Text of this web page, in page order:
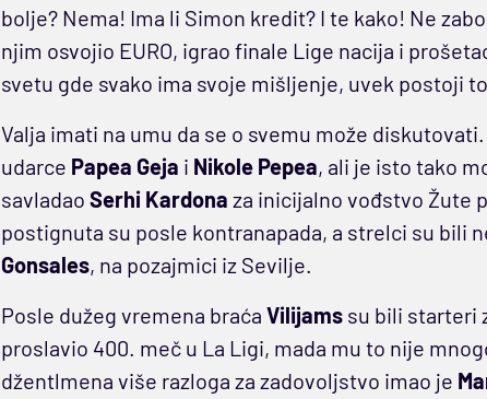
bolje? Nema! Ima li Simon kredit? I te kako! Ne
njim osvojio EURO, igrao finale Lige nacija i
svetu gde svako ima svoje mišljenje, uvek postoji to
Valja imati na umu da se o svemu može
udarce Papea Geja i Nikole Pepea, ali je isto tako
savladao Serhi Kardona za inicijalno vođstvo Žute
postignuta su posle kontranapada, a strelci su bili
Gonsales, na pozajmici iz Sevilje.
Posle dužeg vremena braća Vilijamssu bili starteri
proslavio 400. meč u La Ligi, mada mu to nije
džentlmena više razloga za zadovoljstvo imao je